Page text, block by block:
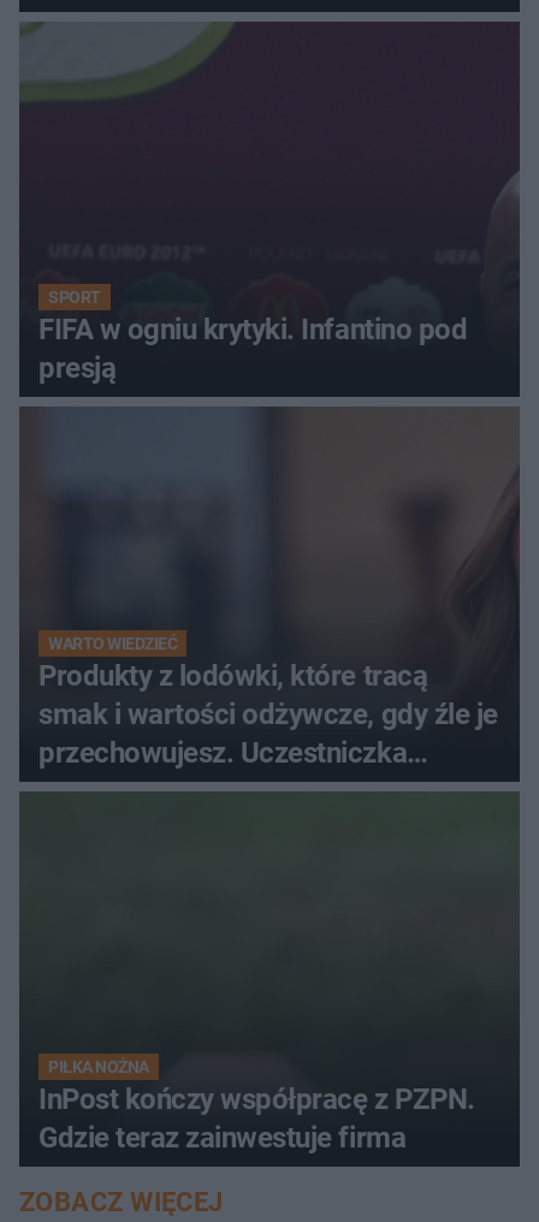
SPORT
FIFA w ogniu krytyki. Infantino pod
presją
WARTO WIEDZIEĆ
Produkty z lodówki, które tracą
smak i wartości odżywcze, gdy źle je
przechowujesz. Uczestniczka
"MasterChefa"
PIŁKA NOŻNA
InPost kończy współpracę z PZPN.
Gdzie teraz zainwestuje firma
ZOBACZ WIĘCEJ